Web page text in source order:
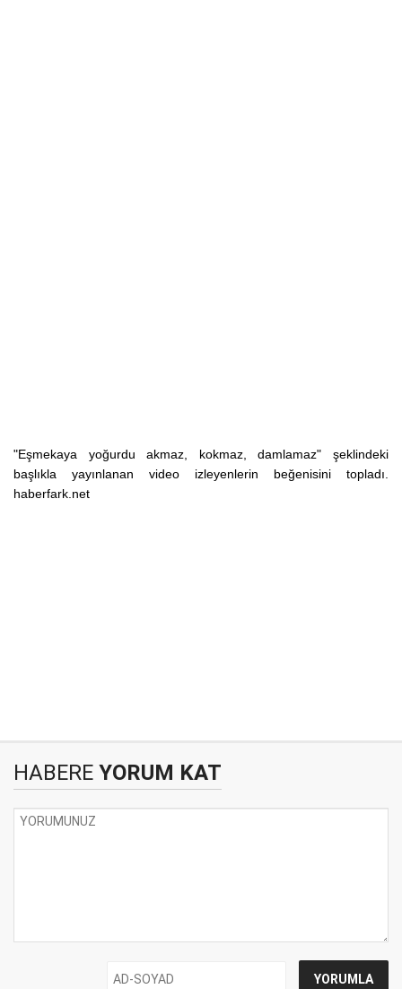
"Eşmekaya yoğurdu akmaz, kokmaz, damlamaz" şeklindeki
başlıkla yayınlanan video izleyenlerin beğenisini topladı.
haberfark.net
HABERE YORUM KAT